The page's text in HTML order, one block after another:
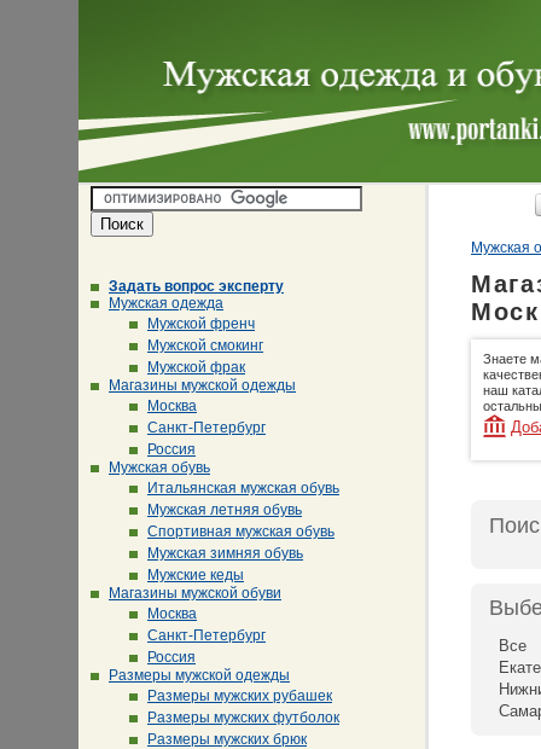
Задать вопрос эксперту
Мужская одежда
Мужской френч
Мужской смокинг
Мужской фрак
Магазины мужской одежды
Москва
Санкт-Петербург
Россия
Мужская обувь
Итальянская мужская обувь
Мужская летняя обувь
Спортивная мужская обувь
Мужская зимняя обувь
Мужские кеды
Магазины мужской обуви
Москва
Санкт-Петербург
Россия
Размеры мужской одежды
Размеры мужских рубашек
Размеры мужских футболок
Размеры мужских брюк
Мужская
Знаете
наш
Все